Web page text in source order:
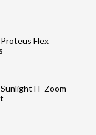
Proteus Flex
Sunlight FF Zoom